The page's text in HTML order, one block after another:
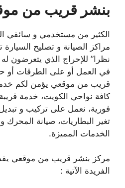
بنشر قريب من
الكثير من مستخدمي و سائقي
مراكز الصيانة و تصليح السيارة
نظرا” للإحراج الذي يتعرضون
في العمل أو على الطرقات أو
قريب من موقعي يؤمن لكم
كافة نواحي الكويت، خدمة
فورية، نعمل على تركيب و تبديل
تغير البطاريات، صيانة المحرك
الخدمات المميزة.
مركز بنشر قريب من موقعي
الفريدة الآتية :